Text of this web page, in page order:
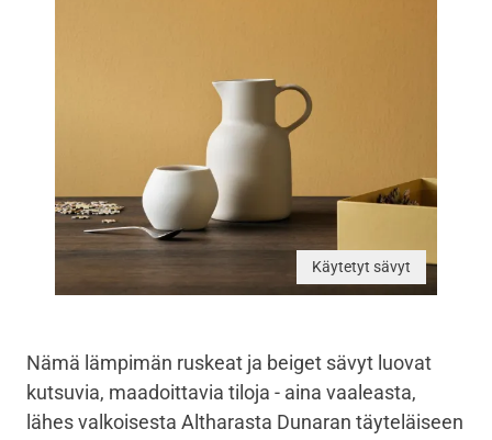
Käytetyt sävyt
Nämä lämpimän ruskeat ja beiget sävyt luovat
kutsuvia, maadoittavia tiloja - aina vaaleasta,
lähes valkoisesta Altharasta Dunaran täyteläiseen